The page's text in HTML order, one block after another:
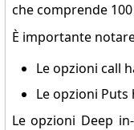
che comprende
È importante
Le opzioni call
Le opzioni
Le opzioni Deep